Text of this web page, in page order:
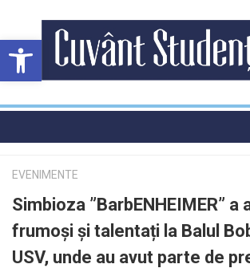
Deschide bara de
content
EVENIMENTE
Simbioza ”BarbENHEIMER”
frumoși și talentați la Balul
USV, unde au avut parte de